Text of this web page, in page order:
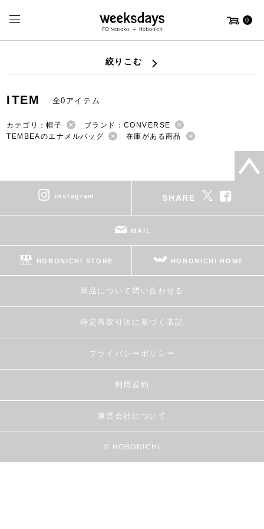
0
絞りこむ
ITEM 全0アイテム
カテゴリ：帽子
ブランド：CONVERSE
TEMBEAのエナメルバッグ
在庫がある商品
instagram SHARE
MAIL
HOBONICHI STORE HOBONICHI HOME
商品について問い合わせる
特定商取引法に基づく表記
プライバシーポリシー
利用規約
運営会社について
© HOBONICHI